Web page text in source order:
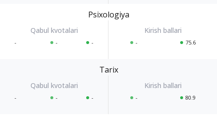
Psixologiya
- - - - 75.6
Tarix
- - - - 80.9